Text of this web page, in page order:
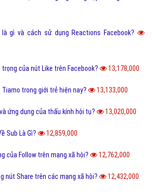
là gì và cách sử dụng Reactions Facebook?
trọng của nút Like trên Facebook? 13,178,000
Tiamo trong giới trẻ hiện nay? 13,133,000
ứng dụng của thấu kính hội tụ? 13,020,000
Sub Là Gì? 12,859,000
của Follow trên mạng xã hội? 12,762,000
nút Share trên các mạng xã hội? 12,432,000